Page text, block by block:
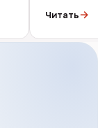
Читать→